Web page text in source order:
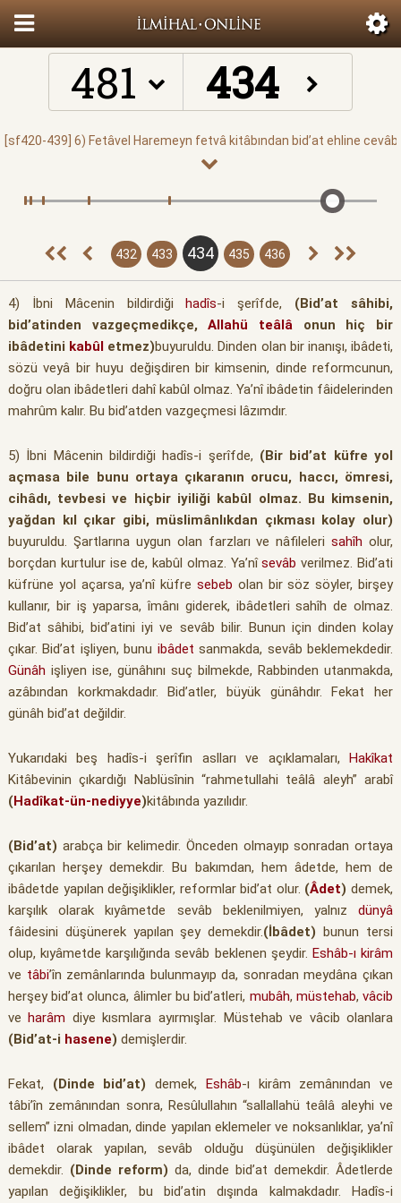
481
432 433 434 435 436
4) İbni Mâcenin bildirdiği hadîs-i şerîfde, (Bid’at sâhibi,
bid’atinden vazgeçmedikçe,Allahü teâlâ onun hiç bir
ibâdetini kabûl etmez)buyuruldu. Dinden olan bir inanışı, ibâdeti,
sözü veyâ bir huyu değişdiren bir kimsenin, dinde reformcunun,
doğru olan ibâdetleri dahî kabûl olmaz. Ya’nî ibâdetin fâidelerinden
mahrûm kalır. Bu bid’atden vazgeçmesi lâzımdır.
5) İbni Mâcenin bildirdiği hadîs-i şerîfde, (Bir bid’at küfre yol
açmasa bile bunu ortaya çıkaranın orucu, haccı, ömresi,
cihâdı, tevbesi ve hiçbir iyiliği kabûl olmaz. Bu kimsenin,
yağdan kıl çıkar gibi, müslimânlıkdan çıkması kolay olur)
buyuruldu. Şartlarına uygun olan farzları ve nâfilelerisahîh olur,
borçdan kurtulur ise de, kabûl olmaz. Ya’nîsevâb verilmez. Bid’ati
küfrüne yol açarsa, ya’nî küfre sebeb olan bir söz söyler, birşey
kullanır, bir iş yaparsa, îmânı giderek, ibâdetleri sahîh de olmaz.
Bid’at sâhibi, bid’atini iyi ve sevâb bilir. Bunun için dinden kolay
çıkar. Bid’at işliyen, bunu ibâdet sanmakda, sevâb beklemekdedir.
Günâh işliyen ise, günâhını suç bilmekde, Rabbinden utanmakda,
azâbından korkmakdadır. Bid’atler, büyük günâhdır. Fekat her
günâh bid’at değildir.
Yukarıdaki beş hadîs-i şerîfin aslları ve açıklamaları,
Hakîkat
Kitâbevinin çıkardığı Nablüsînin “rahmetullahi teâlâ aleyh” arabî
(Hadîkat-ün-nediyye)kitâbında yazılıdır.
(Bid’at) arabça bir kelimedir. Önceden olmayıp sonradan ortaya
çıkarılan herşey demekdir. Bu bakımdan, hem âdetde, hem de
ibâdetde yapılan değişiklikler, reformlar bid’at olur. (Âdet)demek,
karşılık olarak kıyâmetde sevâb beklenilmiyen, yalnızdünyâ
fâidesini düşünerek yapılan şey demekdir.(İbâdet) bunun tersi
olup, kıyâmetde karşılığında sevâb beklenen şeydir. Eshâb-ı kirâm
ve tâbi’în zemânlarında bulunmayıp da, sonradan meydâna çıkan
herşey bid’at olunca, âlimler bu bid’atleri, mubâh, müstehab,vâcib
ve harâm diye kısmlara ayırmışlar. Müstehab ve vâcib olanlara
(Bid’at-i hasene) demişlerdir.
Fekat, (Dinde bid’at)demek, Eshâb-ı kirâm zemânından ve
tâbi’în zemânından sonra, Resûlullahın “sallallahü teâlâ aleyhi ve
sellem” izni olmadan, dinde yapılan eklemeler ve noksanlıklar, ya’nî
ibâdet olarak yapılan, sevâb olduğu düşünülen değişiklikler
demekdir. (Dinde reform) da, dinde bid’at demekdir. Âdetlerde
yapılan değişiklikler, bu bid’atin dışında kalmakdadır. Hadîs-i